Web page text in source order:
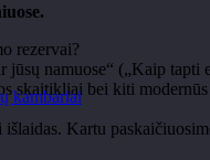
kambariai
rezervai?
namuose“ („Kaip
bei kiti
Kartu